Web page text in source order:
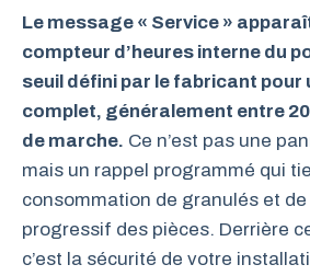
Le message « Service »
compteur d’heures interne du
seuil défini par le fabricant pour
complet, généralement entre
de marche. Ce n’est pas une
mais un rappel programmé qui
consommation de granulés et de
progressif des pièces. Derrière
c’est la sécurité de votre